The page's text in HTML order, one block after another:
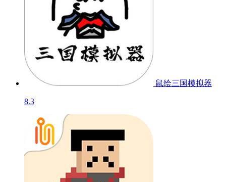
鼠绘三国模拟器
8.3